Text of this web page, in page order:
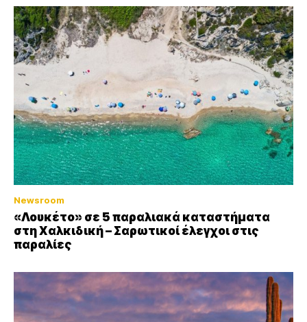
Newsroom
«Λουκέτο» σε 5 παραλιακά καταστήματα
στη Χαλκιδική – Σαρωτικοί έλεγχοι στις
παραλίες